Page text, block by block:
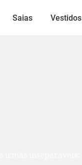
Saias Vestidos